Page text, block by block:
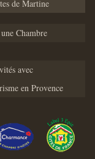
de Martine
Chambre
avec
en Provence